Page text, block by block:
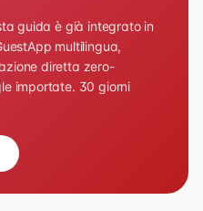
guida è già integrato in
multilingua,
diretta zero-
importate. 30 giorni